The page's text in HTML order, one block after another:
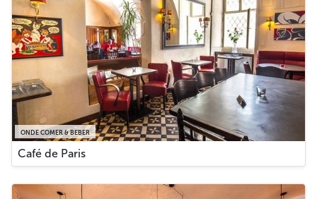
ONDE COMER & BEBER
Café de Paris